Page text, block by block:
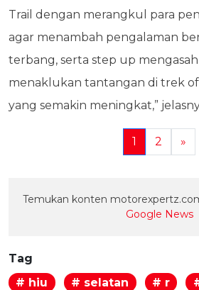
Trail dengan merangkul para
agar menambah pengalaman
terbang, serta step up
menaklukan tantangan di trek
yang semakin meningkat,”
1 2 »
Temukan konten
Google News
Tag
# hiu
# selatan # r